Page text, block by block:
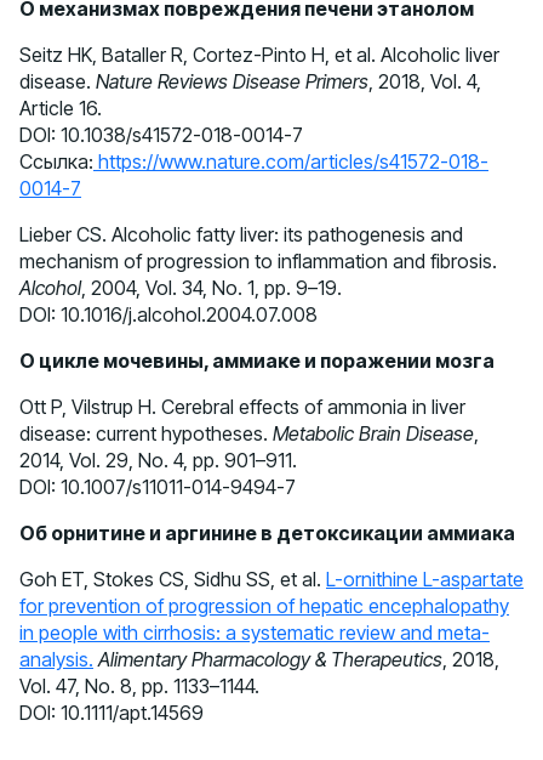
О механизмах повреждения печени этанолом
Seitz HK, Bataller R, Cortez-Pinto H, et al. Alcoholic liver
disease. Nature Reviews Disease Primers, 2018, Vol. 4,
Article 16.
DOI: 10.1038/s41572-018-0014-7
Ссылка: https://www.nature.com/articles/s41572-018-
0014-7
Lieber CS. Alcoholic fatty liver: its pathogenesis and
mechanism of progression to inflammation and fibrosis.
Alcohol, 2004, Vol. 34, No. 1, pp. 9–19.
DOI: 10.1016/j.alcohol.2004.07.008
О цикле мочевины, аммиаке и поражении мозга
Ott P, Vilstrup H. Cerebral effects of ammonia in liver
disease: current hypotheses. Metabolic Brain Disease,
2014, Vol. 29, No. 4, pp. 901–911.
DOI: 10.1007/s11011-014-9494-7
Об орнитине и аргинине в детоксикации аммиака
Goh ET, Stokes CS, Sidhu SS, et al. L-ornithine L-aspartate
for prevention of progression of hepatic encephalopathy
in people with cirrhosis: a systematic review and meta-
analysis. Alimentary Pharmacology & Therapeutics, 2018,
Vol. 47, No. 8, pp. 1133–1144.
DOI: 10.1111/apt.14569